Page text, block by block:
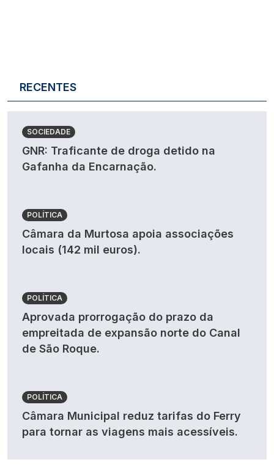
RECENTES
SOCIEDADE
GNR: Traficante de droga detido na
Gafanha da Encarnação.
POLÍTICA
Câmara da Murtosa apoia associações
locais (142 mil euros).
POLÍTICA
Aprovada prorrogação do prazo da
empreitada de expansão norte do Canal
de São Roque.
POLÍTICA
Câmara Municipal reduz tarifas do Ferry
para tornar as viagens mais acessíveis.